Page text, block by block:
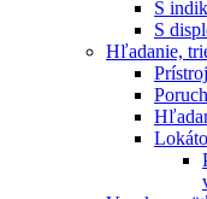
S
S
Hľadanie,